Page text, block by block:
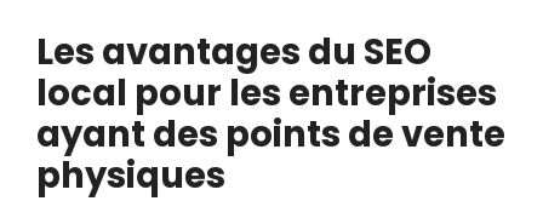
Les avantages du SEO
local pour les entreprises
ayant des points de vente
physiques